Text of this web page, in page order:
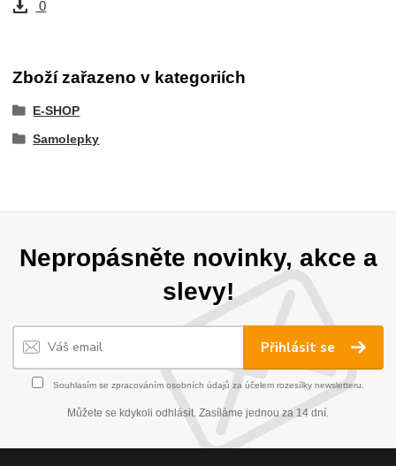
0
Zboží zařazeno v kategoriích
E-SHOP
Samolepky
Nepropásněte novinky, akce a
slevy!
Přihlásit se
Souhlasím se zpracováním osobních údajů za účelem rozesílky newsletteru.
Můžete se kdykoli odhlásit. Zasíláme jednou za 14 dní.